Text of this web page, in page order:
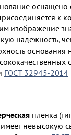
к
изображение
надежность,
основания
ГОСТ 32945-2014
пленка
невысокую